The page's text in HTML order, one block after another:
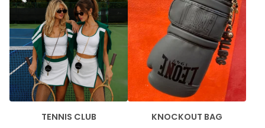
TENNIS CLUB KNOCKOUT BAG